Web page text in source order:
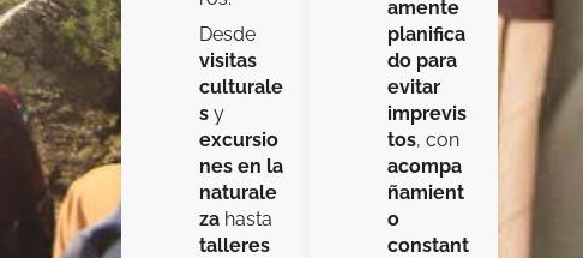
Desde
visitas
culturale
s y
excursio
nes en la
naturale
za hasta
talleres
amente
planifica
do para
evitar
imprevis
tos, con
acompa
ñamient
o
constant